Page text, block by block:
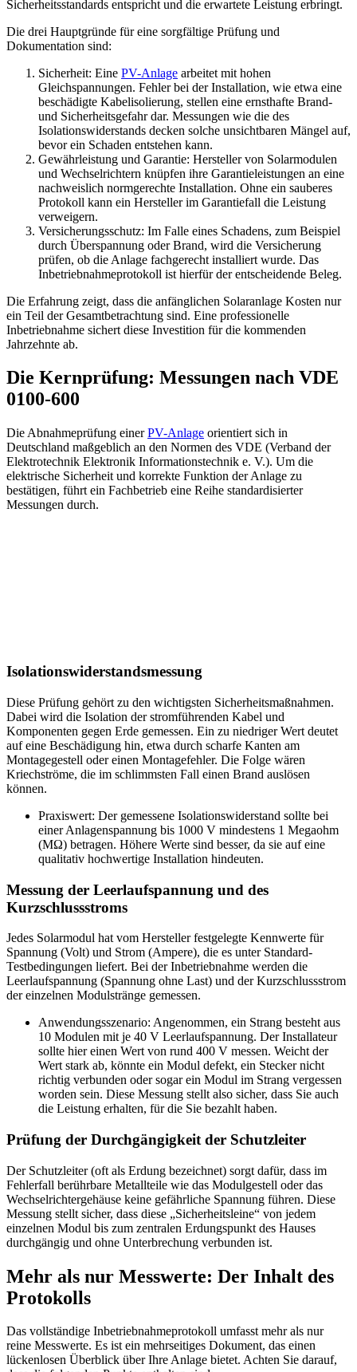
Sicherheitsstandards entspricht und die erwartete Leistung erbringt.
Die drei Hauptgründe für eine sorgfältige Prüfung und
Dokumentation sind:
Sicherheit: Eine PV-Anlage arbeitet mit hohen
Gleichspannungen. Fehler bei der Installation, wie etwa eine
beschädigte Kabelisolierung, stellen eine ernsthafte Brand-
und Sicherheitsgefahr dar. Messungen wie die des
Isolationswiderstands decken solche unsichtbaren Mängel auf,
bevor ein Schaden entstehen kann.
Gewährleistung und Garantie: Hersteller von Solarmodulen
und Wechselrichtern knüpfen ihre Garantieleistungen an eine
nachweislich normgerechte Installation. Ohne ein sauberes
Protokoll kann ein Hersteller im Garantiefall die Leistung
verweigern.
Versicherungsschutz: Im Falle eines Schadens, zum Beispiel
durch Überspannung oder Brand, wird die Versicherung
prüfen, ob die Anlage fachgerecht installiert wurde. Das
Inbetriebnahmeprotokoll ist hierfür der entscheidende Beleg.
Die Erfahrung zeigt, dass die anfänglichen Solaranlage Kosten nur
ein Teil der Gesamtbetrachtung sind. Eine professionelle
Inbetriebnahme sichert diese Investition für die kommenden
Jahrzehnte ab.
Die Kernprüfung: Messungen nach VDE
0100-600
Die Abnahmeprüfung einerPV-Anlage orientiert sich in
Deutschland maßgeblich an den Normen des VDE (Verband der
Elektrotechnik Elektronik Informationstechnik e. V.). Um die
elektrische Sicherheit und korrekte Funktion der Anlage zu
bestätigen, führt ein Fachbetrieb eine Reihe standardisierter
Messungen durch.
Isolationswiderstandsmessung
Diese Prüfung gehört zu den wichtigsten Sicherheitsmaßnahmen.
Dabei wird die Isolation der stromführenden Kabel und
Komponenten gegen Erde gemessen. Ein zu niedriger Wert deutet
auf eine Beschädigung hin, etwa durch scharfe Kanten am
Montagegestell oder einen Montagefehler. Die Folge wären
Kriechströme, die im schlimmsten Fall einen Brand auslösen
können.
Praxiswert: Der gemessene Isolationswiderstand sollte bei
einer Anlagenspannung bis 1000 V mindestens 1 Megaohm
(MΩ) betragen. Höhere Werte sind besser, da sie auf eine
qualitativ hochwertige Installation hindeuten.
Messung der Leerlaufspannung und des
Kurzschlussstroms
Jedes Solarmodul hat vom Hersteller festgelegte Kennwerte für
Spannung (Volt) und Strom (Ampere), die es unter Standard-
Testbedingungen liefert. Bei der Inbetriebnahme werden die
Leerlaufspannung (Spannung ohne Last) und der Kurzschlussstrom
der einzelnen Modulstränge gemessen.
Anwendungsszenario: Angenommen, ein Strang besteht aus
10 Modulen mit je 40 V Leerlaufspannung. Der Installateur
sollte hier einen Wert von rund 400 V messen. Weicht der
Wert stark ab, könnte ein Modul defekt, ein Stecker nicht
richtig verbunden oder sogar ein Modul im Strang vergessen
worden sein. Diese Messung stellt also sicher, dass Sie auch
die Leistung erhalten, für die Sie bezahlt haben.
Prüfung der Durchgängigkeit der Schutzleiter
Der Schutzleiter (oft als Erdung bezeichnet) sorgt dafür, dass im
Fehlerfall berührbare Metallteile wie das Modulgestell oder das
Wechselrichtergehäuse keine gefährliche Spannung führen. Diese
Messung stellt sicher, dass diese „Sicherheitsleine“ von jedem
einzelnen Modul bis zum zentralen Erdungspunkt des Hauses
durchgängig und ohne Unterbrechung verbunden ist.
Mehr als nur Messwerte: Der Inhalt des
Protokolls
Das vollständige Inbetriebnahmeprotokoll umfasst mehr als nur
reine Messwerte. Es ist ein mehrseitiges Dokument, das einen
lückenlosen Überblick über Ihre Anlage bietet. Achten Sie darauf,